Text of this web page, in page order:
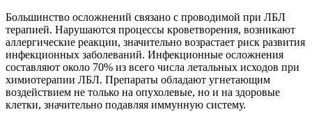
Большинство осложнений связано с проводимой при ЛБЛ
терапией. Нарушаются процессы кроветворения, возникают
аллергические реакции, значительно возрастает риск развития
инфекционных заболеваний. Инфекционные осложнения
составляют около 70% из всего числа летальных исходов при
химиотерапии ЛБЛ. Препараты обладают угнетающим
воздействием не только на опухолевые, но и на здоровые
клетки, значительно подавляя иммунную систему.